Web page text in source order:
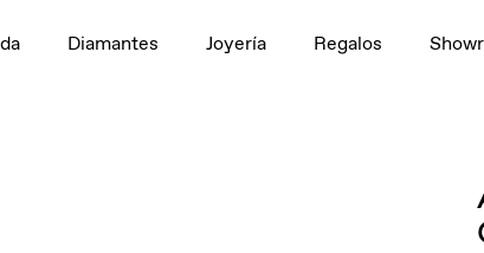
Diamantes Joyería Regalos